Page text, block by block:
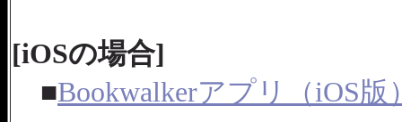
[iOSの場合]
■Bookwalkerアプリ（iOS版